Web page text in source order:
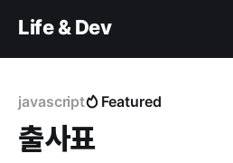
Life & Dev
javascript Featured
출사표